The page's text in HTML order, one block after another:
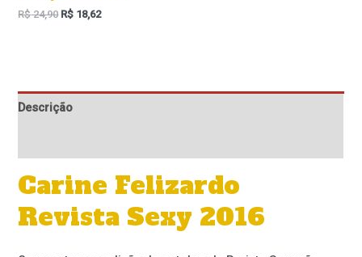
R$24,90 R$ 18,62
Descrição
Carine Felizardo
Revista Sexy 2016